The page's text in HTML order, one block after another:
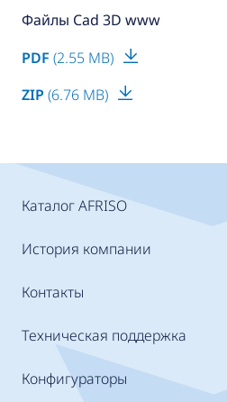
Файлы Cad 3D www
PDF (2.55 MB)
ZIP (6.76 MB)
Каталог AFRISO
История компании
Контакты
Техническая поддержка
Конфигураторы